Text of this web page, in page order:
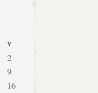
v
2
9
16